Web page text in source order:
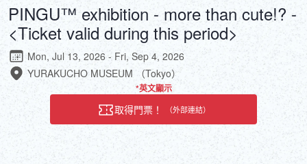
PINGU™ exhibition - more than cute!? -
<Ticket valid during this period>
Mon, Jul 13, 2026 - Fri, Sep 4, 2026
YURAKUCHO MUSEUM （Tokyo）
*英文顯示
取得門票！ （外部連結）